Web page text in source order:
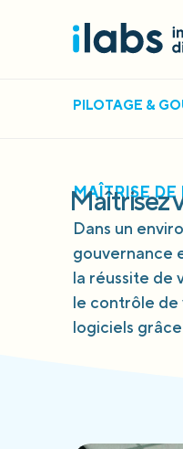
PILOTAGE &
MAÎTRISE DE
Maîtrisez
Dans un
gouvernance
la réussite de
le contrôle de
logiciels